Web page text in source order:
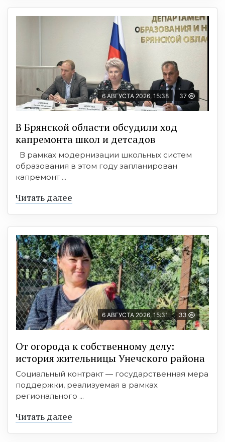
6 АВГУСТА 2026, 15:38 37
В Брянской области обсудили ход
капремонта школ и детсадов
В рамках модернизации школьных систем
образования в этом году запланирован
капремонт ...
Читать далее
6 АВГУСТА 2026, 15:31 33
От огорода к собственному делу:
история жительницы Унечского района
Социальный контракт — государственная мера
поддержки, реализуемая в рамках
регионального ...
Читать далее